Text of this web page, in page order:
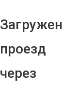
Загружен
проезд
через